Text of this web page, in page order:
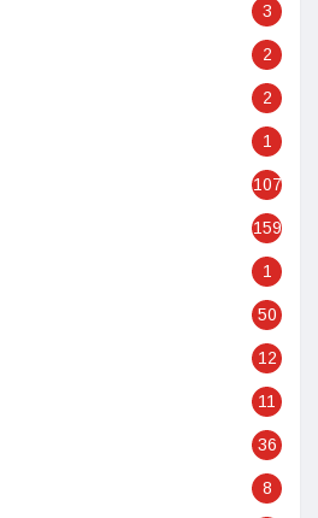
3
2
2
1
107
159
1
50
12
11
36
8